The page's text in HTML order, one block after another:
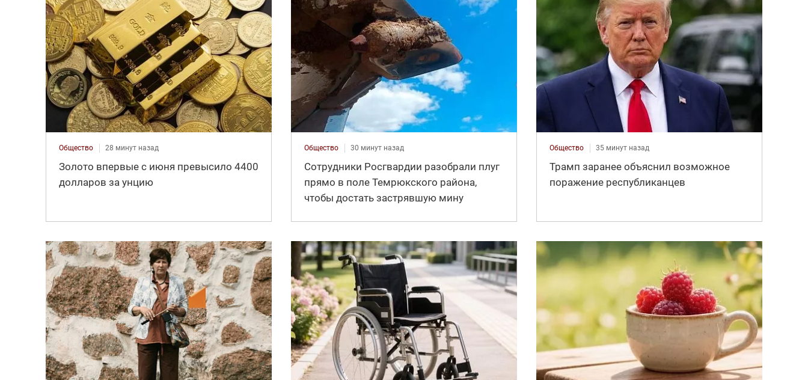
Общество 28 минут назад
Золото впервые с июня превысило 4400
долларов за унцию
Общество 30 минут назад
Сотрудники Росгвардии разобрали плуг
прямо в поле Темрюкского района,
чтобы достать застрявшую мину
Общество 35 минут назад
Трамп заранее объяснил возможное
поражение республиканцев